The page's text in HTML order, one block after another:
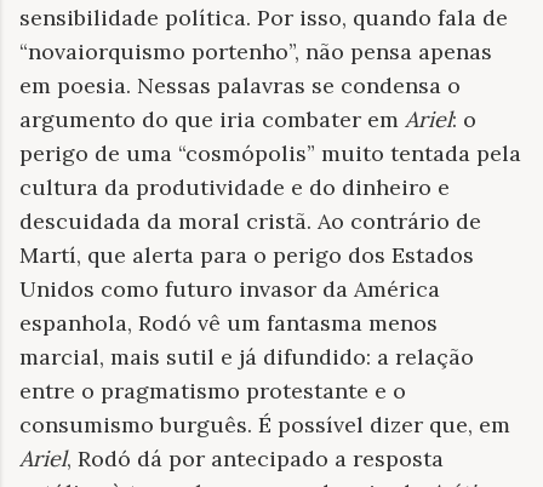
sensibilidade política. Por isso, quando fala de
“novaiorquismo portenho”, não pensa apenas
em poesia. Nessas palavras se condensa o
argumento do que iria combater em Ariel: o
perigo de uma “cosmópolis” muito tentada pela
cultura da produtividade e do dinheiro e
descuidada da moral cristã. Ao contrário de
Martí, que alerta para o perigo dos Estados
Unidos como futuro invasor da América
espanhola, Rodó vê um fantasma menos
marcial, mais sutil e já difundido: a relação
entre o pragmatismo protestante e o
consumismo burguês. É possível dizer que, em
Ariel, Rodó dá por antecipado a resposta